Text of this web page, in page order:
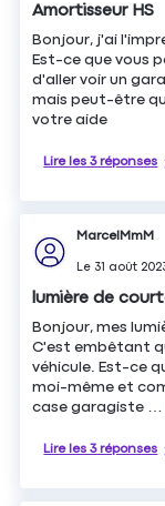
Amortisseur HS
Bonjour, j'ai
Est-ce que vous
d'aller voir un
mais peut-être
votre aide
Lire les 3 réponses
MarcelMmM
Le 31 août
lumière de
Bonjour, mes
C'est embêtant
véhicule. Est-ce
moi-même et
case garagiste …
Lire les 3 réponses